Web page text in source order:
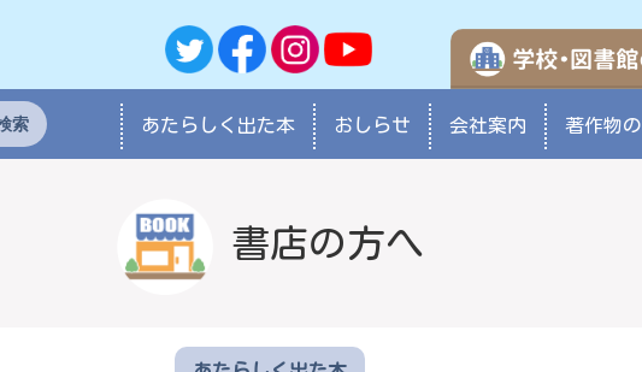
索 あたらしく 出た本 おしらせ 会社案内 著作物の
書店の方へ